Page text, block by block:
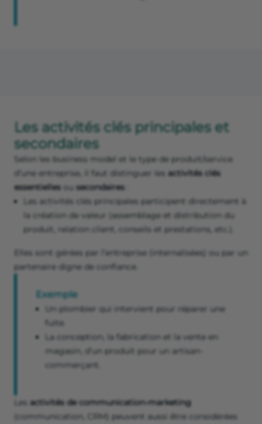
Les activités clés principales et
secondaires
Selon les business model et le type de produit/service
d’une entreprise, il faut distinguer les activités clés
essentielles ou secondaires
Les activités clés principales participent directement à
la création de valeur (assemblage et distribution du
produit, relation client, conseils et prestations, etc.).
Elles sont gérées par l’entreprise (internalisées) ou par un
partenaire digne de confiance.
Exemple
Un plombier qui intervient pour réparer une
fuite.
La conception, la fabrication et la vente en
magasin, d’un produit pour un artisan-
commerçant.
Les activités de communication-marketing
(communication, CRM) peuvent aussi être considérées